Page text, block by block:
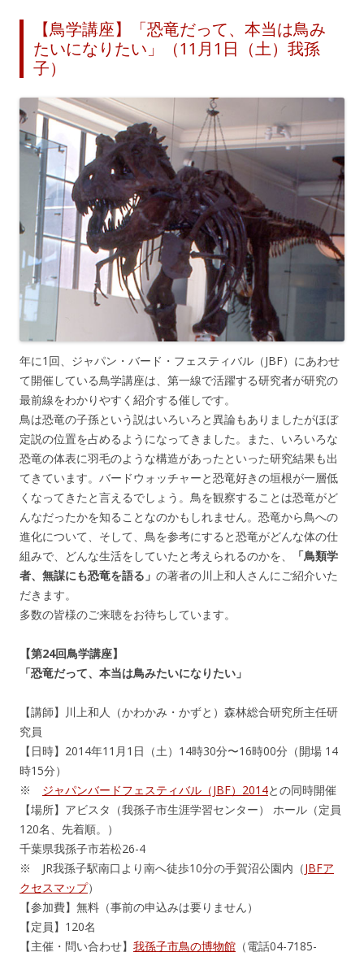
【鳥学講座】「恐竜だって、本当は鳥み
たいになりたい」（11月1日（土）我孫
子）
年に1回、ジャパン・バード・フェスティバル（JBF）にあわせ
て開催している鳥学講座は、第一線で活躍する研究者が研究の
最前線をわかりやすく紹介する催しです。
鳥は恐竜の子孫という説はいろいろと異論もありましたがほぼ
定説の位置を占めるようになってきました。また、いろいろな
恐竜の体表に羽毛のような構造があったといった研究結果も出
てきています。バードウォッチャーと恐竜好きの垣根が一層低
くなってきたと言えるでしょう。鳥を観察することは恐竜がど
んなだったかを知ることなのかもしれません。恐竜から鳥への
進化について、そして、鳥を参考にすると恐竜がどんな体の仕
組みで、どんな生活をしていたと考えられるのかを、
「鳥類学
者、無謀にも恐竜を語る」 の著者の川上和人さんにご紹介いた
だきます。
多数の皆様のご来聴をお待ちしています。
【第24回鳥学講座】
「恐竜だって、本当は鳥みたいになりたい」
【講師】川上和人（かわかみ・かずと）森林総合研究所主任研
究員
【日時】2014年11月1日（土）14時30分〜16時00分（開場 14
時15分）
※ ジャパンバードフェスティバル（JBF）2014との同時開催
【場所】アビスタ（我孫子市生涯学習センター） ホール（定員
120名、先着順。）
千葉県我孫子市若松26-4
※ JR我孫子駅南口より南へ徒歩10分の手賀沼公園内（JBFア
クセスマップ）
【参加費】無料（事前の申込みは要りません）
【定員】120名
【主催・問い合わせ】 我孫子市鳥の博物館 （電話04-7185-